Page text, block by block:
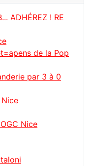
ADHÉREZ ! RE
de la Pop
par 3 à 0
Nice